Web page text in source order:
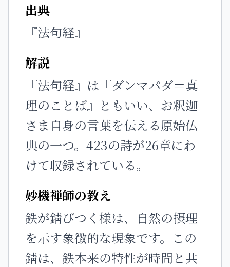
出典
『法句経』
解説
『法句経』は『ダンマパダ＝真
理のことば』ともいい、お釈迦
さま自身の言葉を伝える原始仏
典の一つ。423の詩が26章にわ
けて収録されている。
妙機禅師の教え
鉄が錆びつく様は、自然の摂理
を示す象徴的な現象です。この
錆は、鉄本来の特性が時間と共